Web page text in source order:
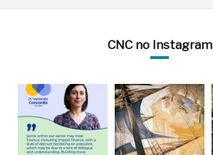
CNC no Instagram